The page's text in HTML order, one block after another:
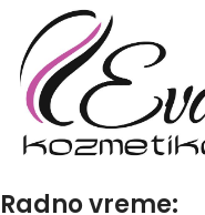
Radno vreme: